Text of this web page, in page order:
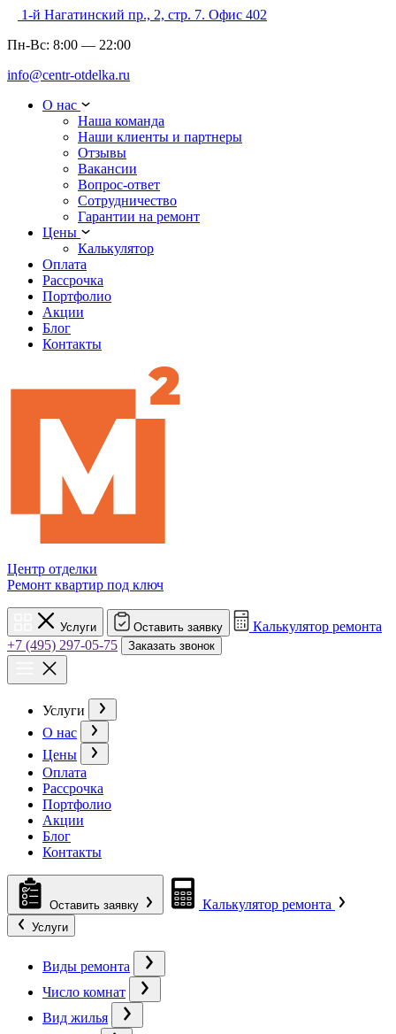
1-й Нагатинский пр., 2, стр. 7. Офис 402
Пн-Вс: 8:00 — 22:00
info@centr-otdelka.ru
О нас
Наша команда
Наши клиенты и партнеры
Отзывы
Вакансии
Вопрос-ответ
Сотрудничество
Гарантии на ремонт
Цены
Калькулятор
Оплата
Рассрочка
Портфолио
Акции
Блог
Контакты
Центр отделки
Ремонт квартир под ключ
Услуги Оставить заявку
Калькулятор ремонта
+7 (495) 297-05-75
Заказать звонок
Услуги
О нас
Цены
Оплата
Рассрочка
Портфолио
Акции
Блог
Контакты
Оставить заявку Калькулятор ремонта
Услуги
Виды ремонта
Число комнат
Вид жилья